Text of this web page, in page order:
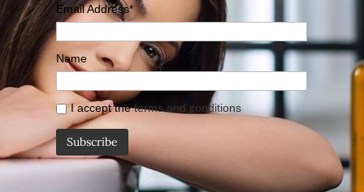
Email Address*
Name
I accept theterms and conditions